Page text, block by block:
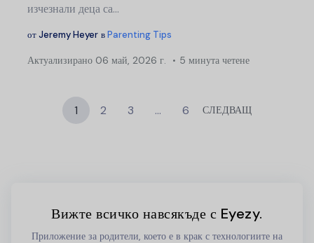
изчезнали деца са...
отJeremy Heyer вParenting Tips
Актуализирано 06 май, 2026 г. 5 минута четене
1 2 3 … 6 СЛЕДВАЩ
Вижте всичко навсякъде с Eyezy.
Приложение за родители, което е в крак с технологиите на